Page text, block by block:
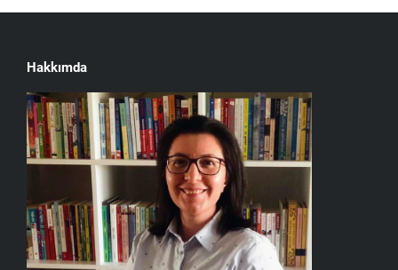
Hakkımda